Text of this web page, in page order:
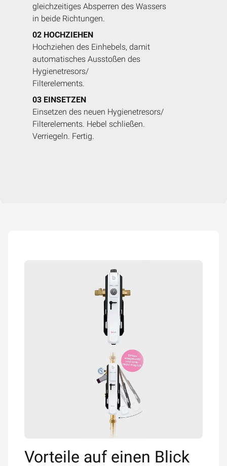
gleichzeitiges Absperren des Wassers
in beide Richtungen.
02 HOCHZIEHEN
Hochziehen des Einhebels, damit
automatisches Ausstoßen des
Hygienetresors/
Filterelements.
03 EINSETZEN
Einsetzen des neuen Hygienetresors/
Filterelements. Hebel schließen.
Verriegeln. Fertig.
Vorteile auf einen Blick